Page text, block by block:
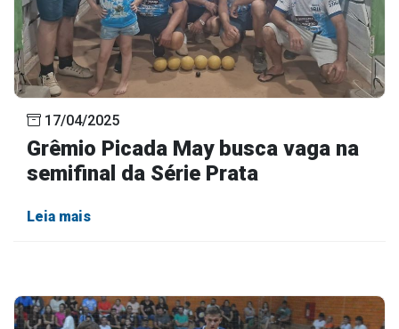
17/04/2025
Grêmio Picada May busca vaga na
semifinal da Série Prata
Leia mais